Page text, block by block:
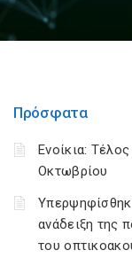
Πρόσφατα
Ενοίκια:
Οκτωβρίου
ανάδειξη της
του